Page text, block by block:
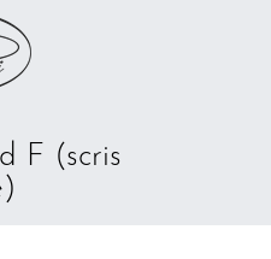
F (scris